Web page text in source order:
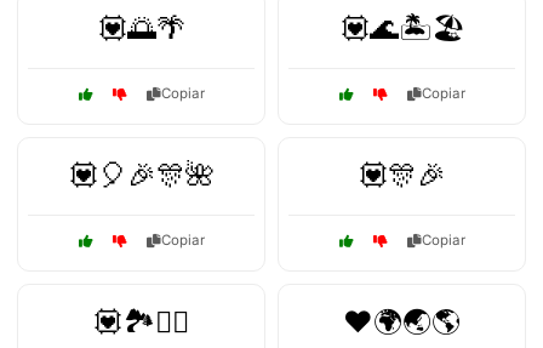
💟🌅🌴
Copiar
💟🌊🏝️🏖️
Copiar
💟🎈🎉🎊🌺
Copiar
💟🎊🎉
Copiar
💟🏞️🚶‍♀️ ❤️🌍🌏🌎